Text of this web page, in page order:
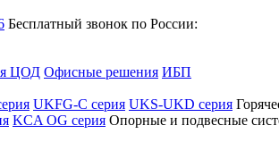
Бесплатный звонок по России:
ЦОД Офисные решения ИБП
UKFG-C серия UKS-UKD серия
KCA OG серия Опорные и подвесные